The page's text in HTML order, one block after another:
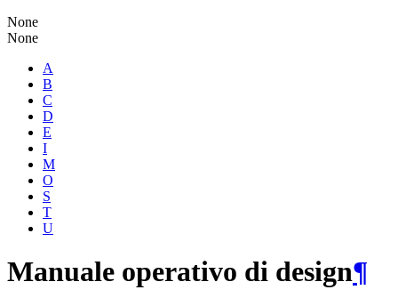
None
None
A
B
C
D
E
I
M
O
S
T
U
Manuale operativo di design¶